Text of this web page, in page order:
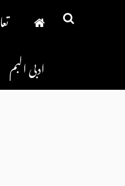
ادبی البم